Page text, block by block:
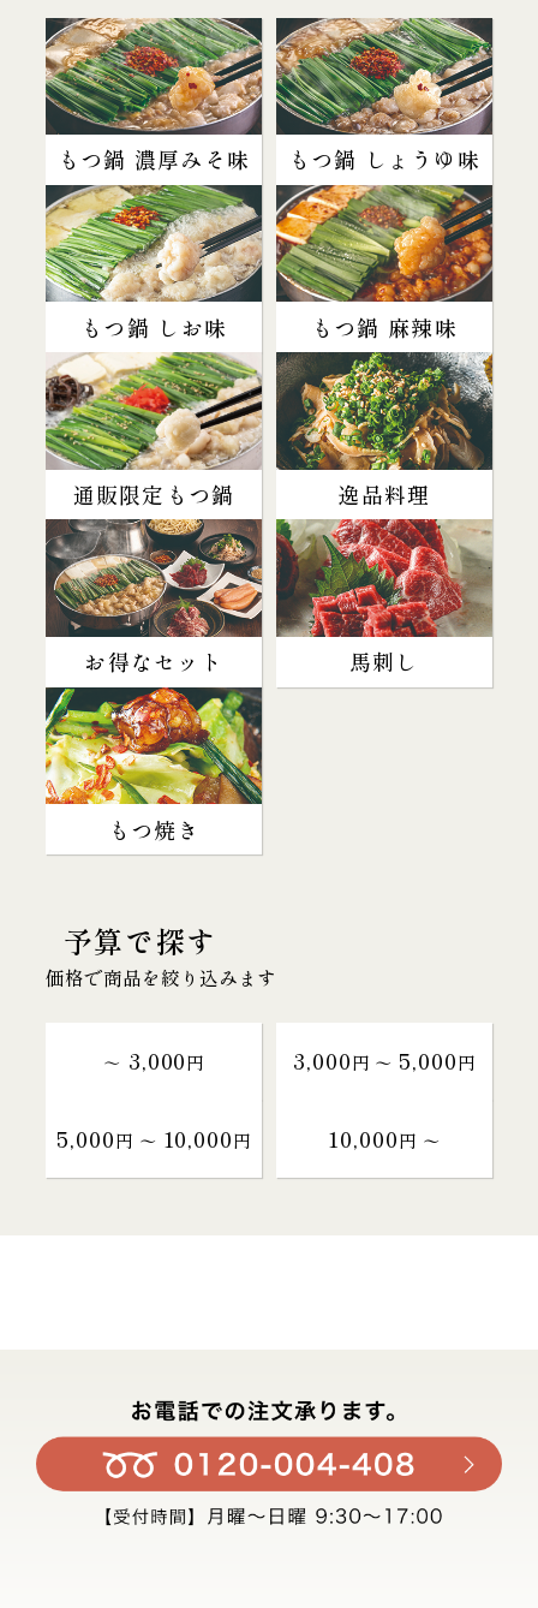
もつ鍋 濃厚みそ味 もつ鍋 しょうゆ味
もつ鍋 しお味 もつ鍋 麻辣味
通販限定もつ鍋 逸品料理
お得なセット 馬刺し
もつ焼き
予算で探す
価格で商品を絞り込みます
～ 3,000円 3,000円 〜 5,000円
5,000円 〜 10,000円 10,000円 〜